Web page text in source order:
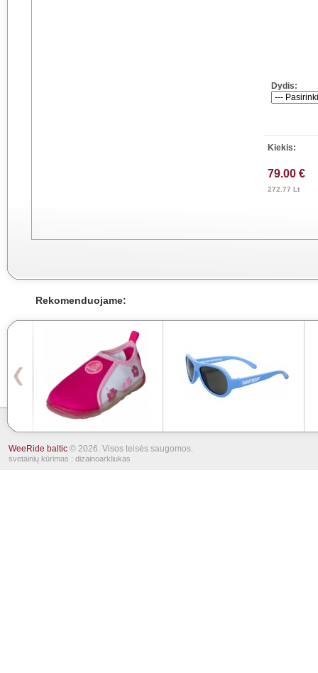
Dydis:
Kiekis:
79.00 €
272.77 Lt
Rekomenduojame:
WeeRide baltic © 2026. Visos teisės saugomos.
svetainių kūrimas : dizainoarkliukas